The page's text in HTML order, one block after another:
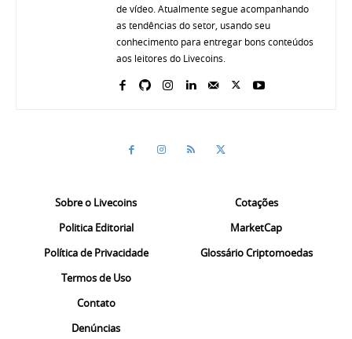
de vídeo. Atualmente segue acompanhando
as tendências do setor, usando seu
conhecimento para entregar bons conteúdos
aos leitores do Livecoins.
Sobre o Livecoins
Politica Editorial
Política de Privacidade
Termos de Uso
Contato
Denúncias
Cotações
MarketCap
Glossário Criptomoedas